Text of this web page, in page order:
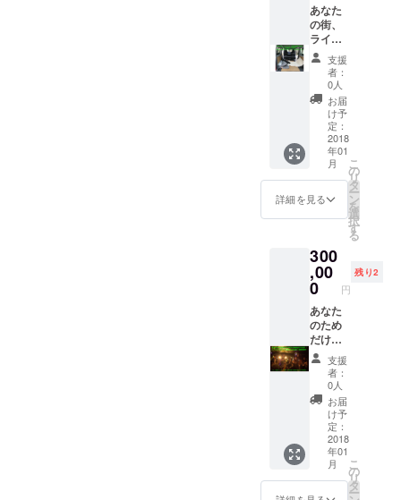
あなた
の街、
ライブ
ハウ
ス、演
奏可能
場所で
あれば
どこで
も演奏
しに行
きま
す！ (会
場費が
必要な
箇所で
に関し
てはリ
ターン
購入者
負担と
なりま
す。)
支援
者：
0人
お届
け予
定：
2018
年01
月
詳細を見る
こ
の
リ
タ
ー
ン
を
選
択
す
る
300
,00
0 円
残り2
あなた
のため
だけに
ROAが
曲を作
りま
す！
ミック
ス/マス
タリン
グ済の
ものを
提供！
商用利
支援
者：
0人
お届
け予
定：
2018
年01
月
こ
の
リ
タ
ー